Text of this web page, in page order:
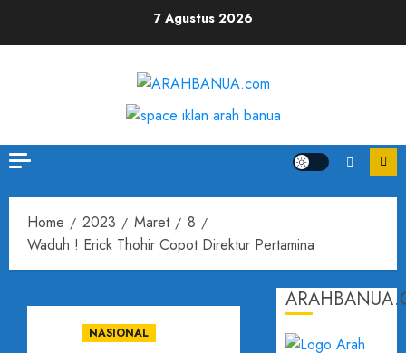
7 Agustus 2026
Home 2023 Maret
8
Waduh ! Erick Thohir Copot Direktur Pertamina
NASIONAL